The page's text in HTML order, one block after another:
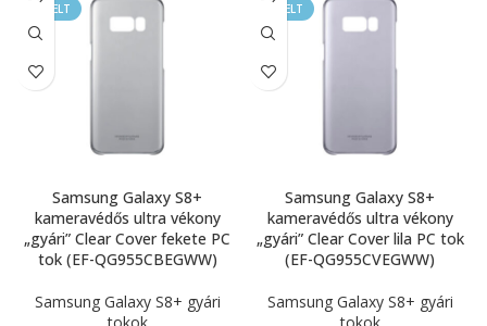
KIEMELT
Samsung Galaxy S8+
kameravédős ultra vékony
„gyári” Clear Cover fekete PC
tok (EF-QG955CBEGWW)
Samsung Galaxy S8+ gyári
KIEMELT
Samsung Galaxy S8+
kameravédős ultra vékony
„gyári” Clear Cover lila PC tok
(EF-QG955CVEGWW)
Samsung Galaxy S8+ gyári